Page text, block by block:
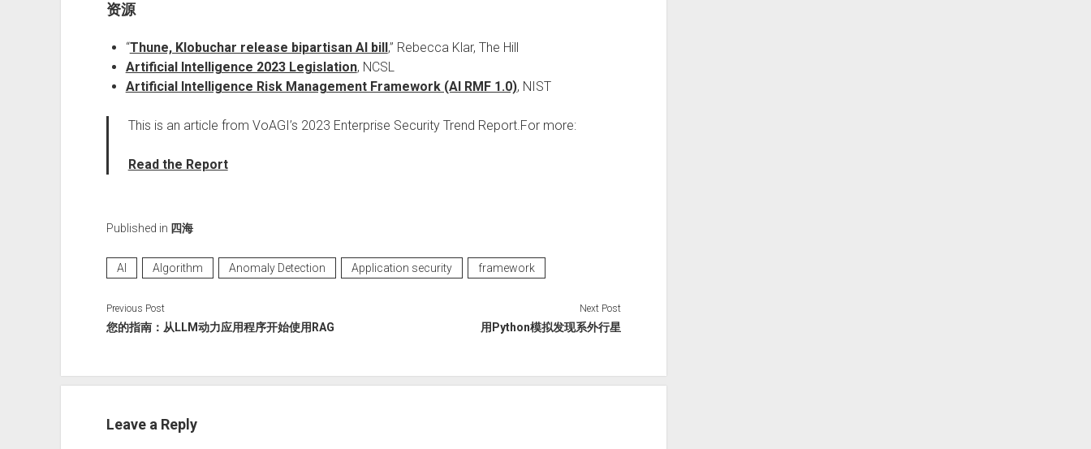
资源
“Thune, Klobuchar release bipartisan AI bill,” Rebecca Klar, The Hill
Artificial Intelligence 2023 Legislation, NCSL
Artificial Intelligence Risk Management Framework (AI RMF 1.0), NIST
This is an article from VoAGI’s 2023 Enterprise Security Trend Report.For more:
Read the Report
Published in 四海
AI Algorithm Anomaly Detection Application security framework
Previous Post
您的指南：从LLM动力应用程序开始使用RAG
Next Post
用Python模拟发现系外行星
Leave a Reply